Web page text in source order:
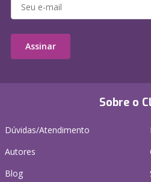
Sobre o
Dúvidas/Atendimento
Autores
Blog
Assinar